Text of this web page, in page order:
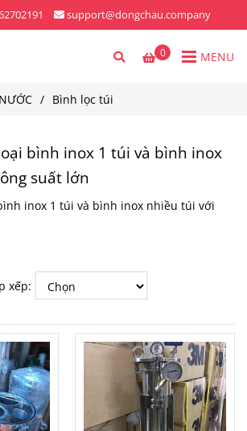
support@dongchau.company
0 MENU
/ Bình lọc túi
bình inox 1 túi và bình inox
suất lớn
inox 1 túi và bình inox nhiều túi với
xếp: